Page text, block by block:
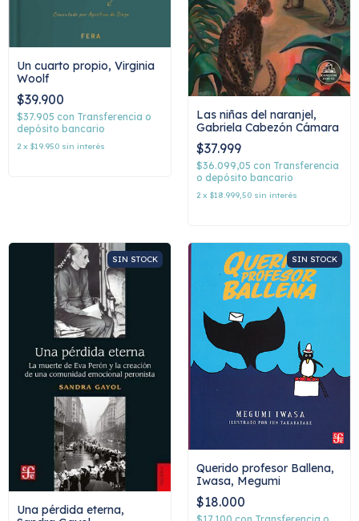
Un cuarto propio, Virginia
Woolf
$39.900
$37.905 con Transferencia o
depósito bancario
2 x $19.950 sin interés
Las niñas del naranjel,
Gabriela Cabezón Cámara
$37.999
$36.099,05 con Transferencia
o depósito bancario
2 x $18.999,50 sin interés
SIN STOCK
Una pérdida eterna,
SIN STOCK
Querido profesor Ballena,
Iwasa, Megumi
$18.000